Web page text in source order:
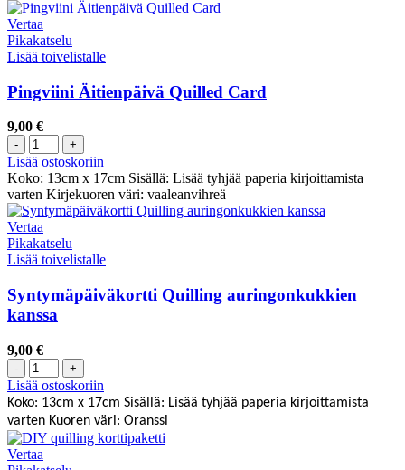
Vertaa
Pikakatselu
Lisää toivelistalle
Pingviini Äitienpäivä Quilled Card
9,00 €
Lisää ostoskoriin
Koko: 13cm x 17cm Sisällä: Lisää tyhjää paperia kirjoittamista
varten Kirjekuoren väri: vaaleanvihreä
Vertaa
Pikakatselu
Lisää toivelistalle
Syntymäpäiväkortti Quilling auringonkukkien
kanssa
9,00 €
Lisää ostoskoriin
Koko: 13cm x 17cm Sisällä: Lisää tyhjää paperia kirjoittamista
varten Kuoren väri: Oranssi
Vertaa